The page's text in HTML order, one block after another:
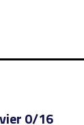
0/16